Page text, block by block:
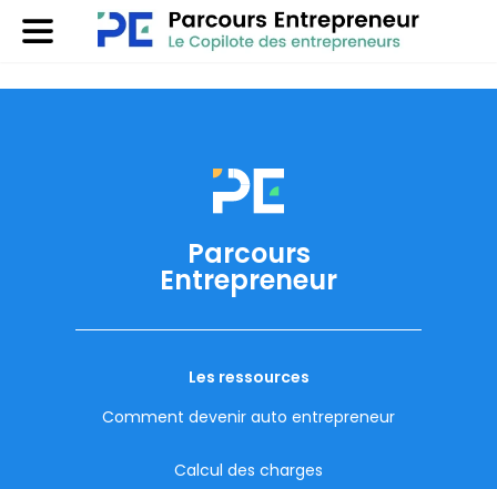
Parcours
Entrepreneur
Les ressources
Comment devenir auto entrepreneur
Calcul des charges